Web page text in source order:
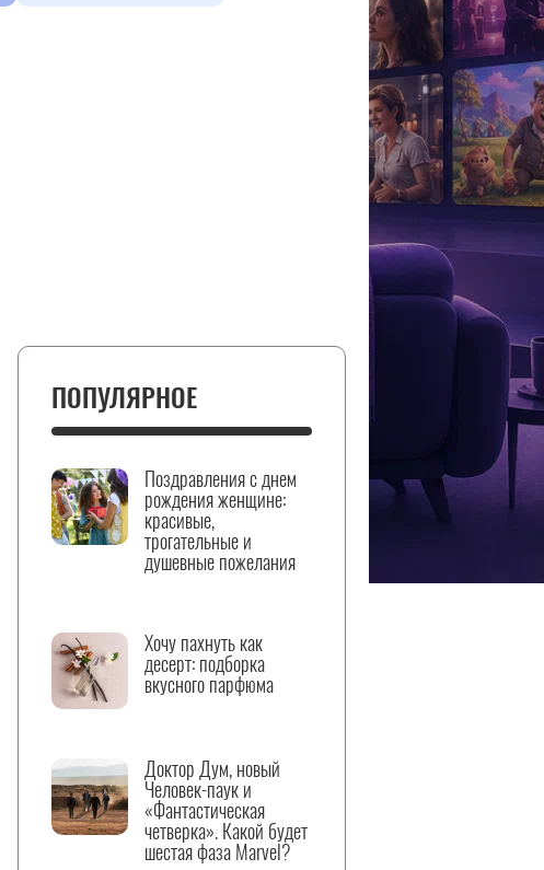
ПОПУЛЯРНОЕ
Поздравления с днем
рождения женщине:
красивые,
трогательные и
душевные пожелания
Хочу пахнуть как
десерт: подборка
вкусного парфюма
Доктор Дум, новый
Человек-паук и
«Фантастическая
четверка». Какой будет
шестая фаза Marvel?